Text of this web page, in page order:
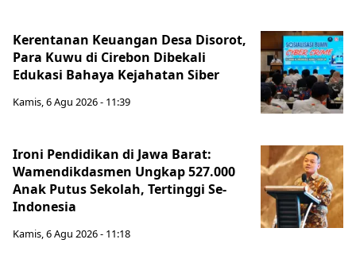
Kerentanan Keuangan Desa Disorot,
Para Kuwu di Cirebon Dibekali
Edukasi Bahaya Kejahatan Siber
Kamis, 6 Agu 2026 - 11:39
Ironi Pendidikan di Jawa Barat:
Wamendikdasmen Ungkap 527.000
Anak Putus Sekolah, Tertinggi Se-
Indonesia
Kamis, 6 Agu 2026 - 11:18